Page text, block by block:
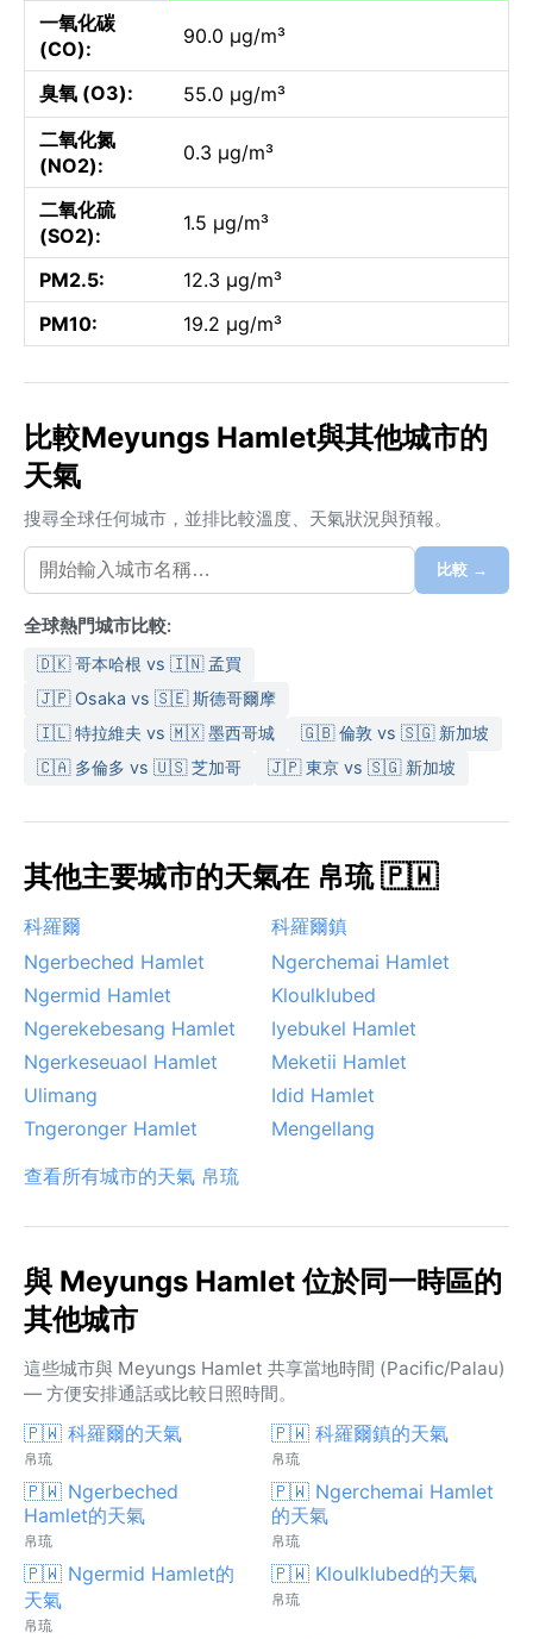
一氧化碳
(CO):
90.0 µg/m³
臭氧 (O3):
55.0 µg/m³
二氧化氮
(NO2):
0.3 µg/m³
二氧化硫
(SO2):
1.5 µg/m³
PM2.5:
12.3 µg/m³
PM10:
19.2 µg/m³
比較Meyungs Hamlet與其他城市的
天氣
搜尋全球任何城市，並排比較溫度、天氣狀況與預報。
比較 →
全球熱門城市比較:
🇩🇰 哥本哈根 vs 🇮🇳 孟買
🇯🇵 Osaka vs 🇸🇪 斯德哥爾摩
🇮🇱 特拉維夫 vs 🇲🇽 墨西哥城
🇬🇧 倫敦 vs 🇸🇬 新加坡
🇨🇦 多倫多 vs 🇺🇸 芝加哥
🇯🇵 東京 vs 🇸🇬 新加坡
其他主要城市的天氣在 帛琉 🇵🇼
科羅爾
科羅爾鎮
Ngerbeched Hamlet
Ngerchemai Hamlet
Ngermid Hamlet
Kloulklubed
Ngerekebesang Hamlet
Iyebukel Hamlet
Ngerkeseuaol Hamlet
Meketii Hamlet
Ulimang
Idid Hamlet
Tngeronger Hamlet
Mengellang
查看所有城市的天氣 帛琉
與 Meyungs Hamlet 位於同一時區的
其他城市
這些城市與 Meyungs Hamlet 共享當地時間 (Pacific/Palau)
— 方便安排通話或比較日照時間。
🇵🇼 科羅爾的天氣
帛琉
🇵🇼 科羅爾鎮的天氣
帛琉
🇵🇼 Ngerbeched
Hamlet的天氣
帛琉
🇵🇼 Ngerchemai Hamlet
的天氣
帛琉
🇵🇼 Ngermid Hamlet的
天氣
帛琉
🇵🇼 Kloulklubed的天氣
帛琉